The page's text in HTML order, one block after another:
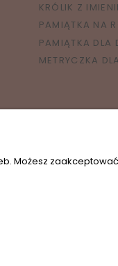
KRÓLIK Z
PAMIĄTKA NA
PAMIĄTKA DLA
METRYCZKA
Możesz